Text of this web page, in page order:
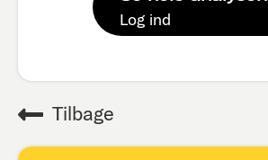
Log ind
Tilbage